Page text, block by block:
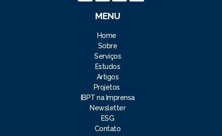
MENU
Home
Sobre
Serviços
Estudos
Artigos
Projetos
IBPT na Imprensa
Newsletter
ESG
Contato